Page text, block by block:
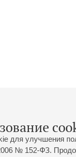
для улучшения
№ 152-ФЗ.